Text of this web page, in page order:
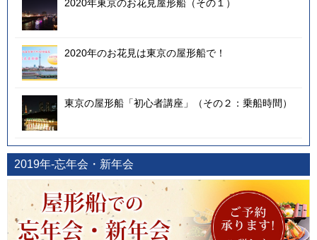
2020年東京のお花見屋形船（その１）
2020年のお花見は東京の屋形船で！
東京の屋形船「初心者講座」（その２：乗船時間）
2019年-忘年会・新年会